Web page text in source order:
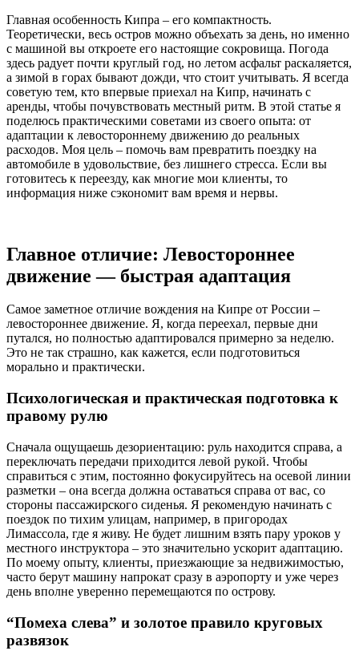
Главная особенность Кипра – его компактность.
Теоретически, весь остров можно объехать за день, но именно
с машиной вы откроете его настоящие сокровища. Погода
здесь радует почти круглый год, но летом асфальт раскаляется,
а зимой в горах бывают дожди, что стоит учитывать. Я всегда
советую тем, кто впервые приехал на Кипр, начинать с
аренды, чтобы почувствовать местный ритм. В этой статье я
поделюсь практическими советами из своего опыта: от
адаптации к левостороннему движению до реальных
расходов. Моя цель – помочь вам превратить поездку на
автомобиле в удовольствие, без лишнего стресса. Если вы
готовитесь к переезду, как многие мои клиенты, то
информация ниже сэкономит вам время и нервы.
Главное отличие: Левостороннее
движение — быстрая адаптация
Самое заметное отличие вождения на Кипре от России –
левостороннее движение. Я, когда переехал, первые дни
путался, но полностью адаптировался примерно за неделю.
Это не так страшно, как кажется, если подготовиться
морально и практически.
Психологическая и практическая подготовка к
правому рулю
Сначала ощущаешь дезориентацию: руль находится справа, а
переключать передачи приходится левой рукой. Чтобы
справиться с этим, постоянно фокусируйтесь на осевой линии
разметки – она всегда должна оставаться справа от вас, со
стороны пассажирского сиденья. Я рекомендую начинать с
поездок по тихим улицам, например, в пригородах
Лимассола, где я живу. Не будет лишним взять пару уроков у
местного инструктора – это значительно ускорит адаптацию.
По моему опыту, клиенты, приезжающие за недвижимостью,
часто берут машину напрокат сразу в аэропорту и уже через
день вполне уверенно перемещаются по острову.
“Помеха слева” и золотое правило круговых
развязок